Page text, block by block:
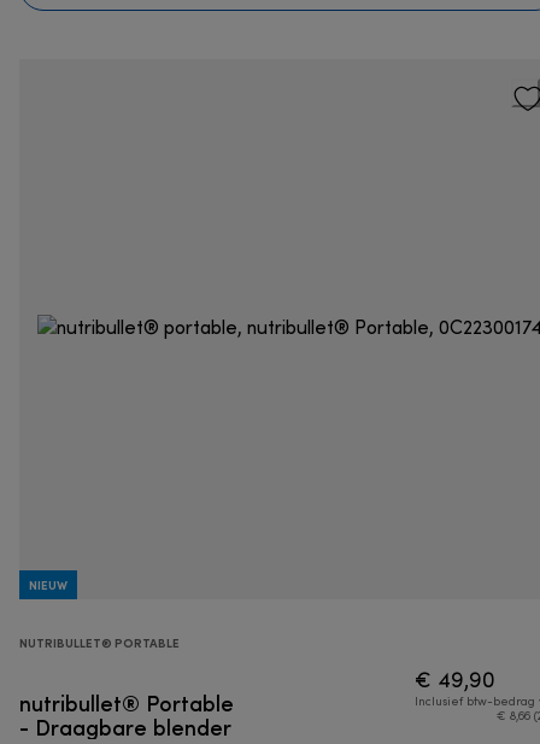
NIEUW
NUTRIBULLET® PORTABLE
nutribullet® Portable
- Draagbare blender
€ 49,90
Inclusief btw-bedrag
€ 8,66